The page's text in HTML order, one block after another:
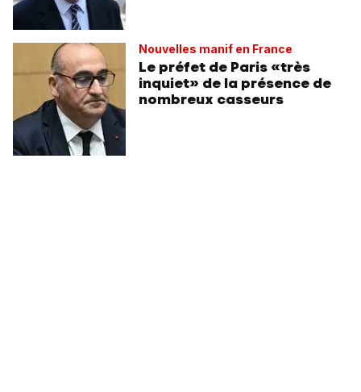
Nouvelles manif en France
Le préfet de Paris «très
inquiet» de la présence de
nombreux casseurs